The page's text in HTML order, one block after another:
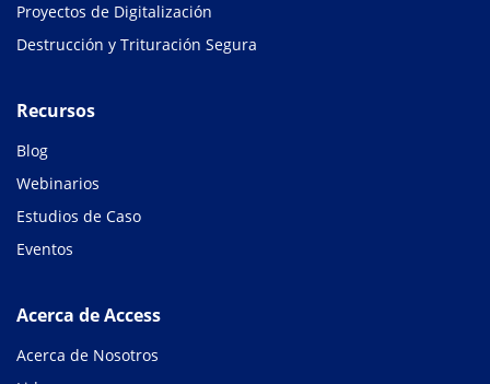
Proyectos de Digitalización
Destrucción y Trituración Segura
Recursos
Blog
Webinarios
Estudios de Caso
Eventos
Acerca de Access
Acerca de Nosotros